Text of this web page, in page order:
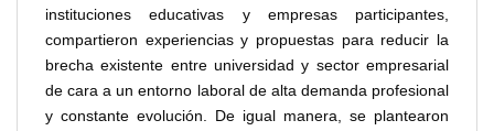
instituciones educativas y empresas participantes,
compartieron experiencias y propuestas para reducir la
brecha existente entre universidad y sector empresarial
de cara a un entorno laboral de alta demanda profesional
y constante evolución. De igual manera, se plantearon